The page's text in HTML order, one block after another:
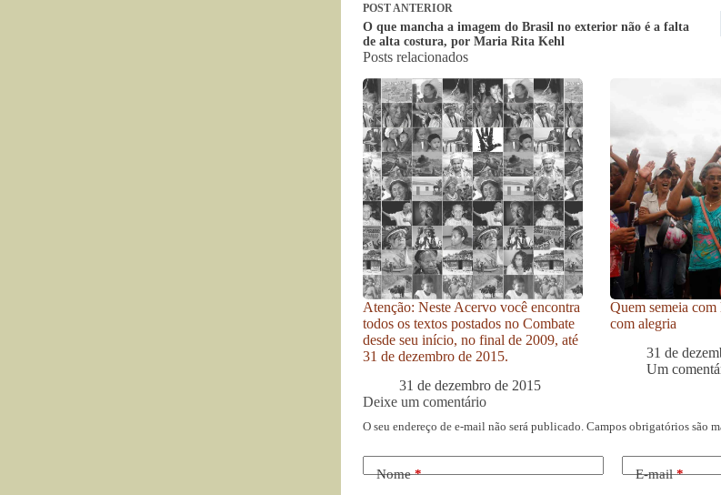
POSTANTERIOR
O que mancha a imagem do Brasil no exterior não é a falta
de alta costura, por Maria Rita Kehl
Posts relacionados
Atenção: Neste Acervo você encontra
todos os textos postados no Combate
desde seu início, no final de 2009, até
31 de dezembro de 2015.
31 de dezembro de 2015
Quem semeia
com alegria
31 de
Um
Deixe um comentário
O seu endereço de e-mail não será publicado. Campos obrigatórios são
Nome* E-mail*